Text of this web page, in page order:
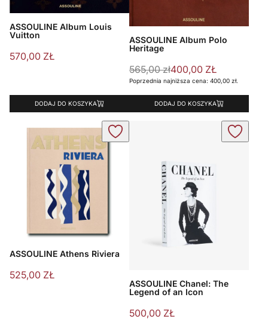
ASSOULINE Album Louis
Vuitton
570,00 ZŁ
DODAJ DO KOSZYKA
ASSOULINE Album Polo
Heritage
565,00zł
Pierwotna cena wynosiła:
400,00 ZŁ
Aktualna cena wynosi: 400,00
Poprzednia najniższa cena: 400,00 zł.
DODAJ DO KOSZYKA
ASSOULINE Athens Riviera
525,00 ZŁ
ASSOULINE Chanel: The
Legend of an Icon
500,00 ZŁ